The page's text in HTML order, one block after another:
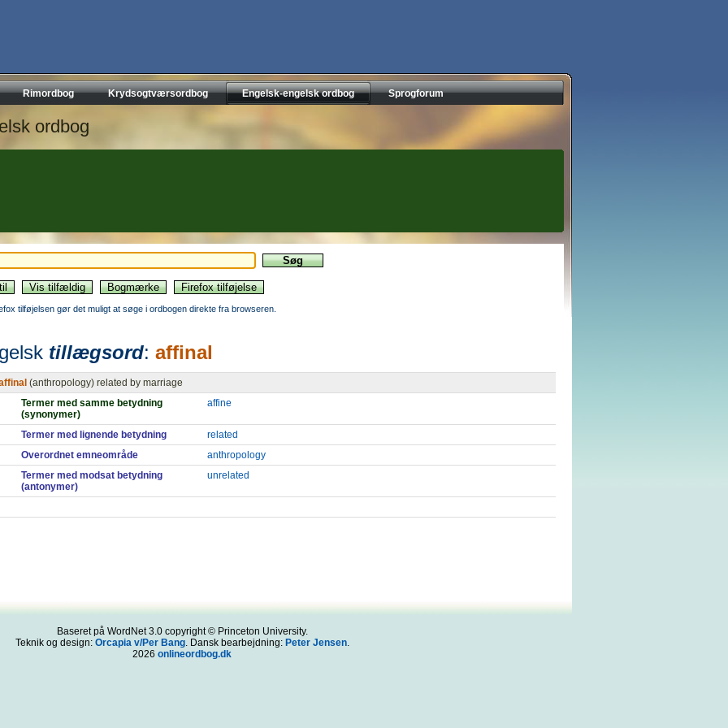
Rimordbog Krydsogtværsordbog Engelsk-engelsk ordbog Sprogforum
ordbog
tilføjelsen gør det muligt at søge i ordbogen direkte fra browseren.
tillægsord: affinal
(anthropology) related by marriage
Termer med samme betydning
(synonymer)
affine
Termer med lignende betydning
related
Overordnet emneområde
anthropology
Termer med modsat betydning
(antonymer)
unrelated
Baseret på WordNet 3.0 copyright © Princeton University.
Teknik og design: Orcapia v/Per Bang. Dansk bearbejdning: Peter Jensen.
2026 onlineordbog.dk